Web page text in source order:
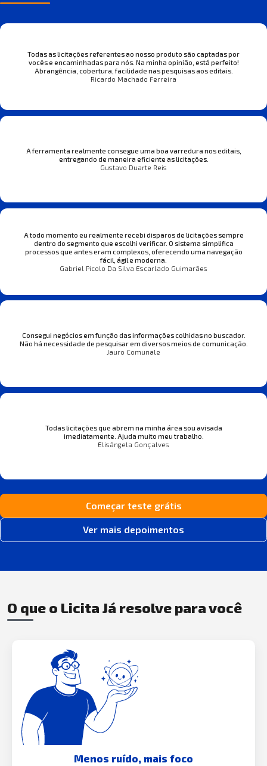
Todas as licitações referentes ao nosso produto são captadas por
vocês e encaminhadas para nós. Na minha opinião, está perfeito!
Abrangência, cobertura, facilidade nas pesquisas aos editais.
Ricardo Machado Ferreira
A ferramenta realmente consegue uma boa varredura nos editais,
entregando de maneira eficiente as licitações.
Gustavo Duarte Reis
A todo momento eu realmente recebi disparos de licitações sempre
dentro do segmento que escolhi verificar. O sistema simplifica
processos que antes eram complexos, oferecendo uma navegação
fácil, ágil e moderna.
Gabriel Picolo Da Silva Escarlado Guimarães
Consegui negócios em função das informações colhidas no buscador.
Não há necessidade de pesquisar em diversos meios de comunicação.
Jauro Comunale
Todas licitações que abrem na minha área sou avisada
imediatamente. Ajuda muito meu trabalho.
Elisângela Gonçalves
Começar teste grátis
Ver mais depoimentos
O que o Licita Já resolve para você
Menos ruído, mais foco